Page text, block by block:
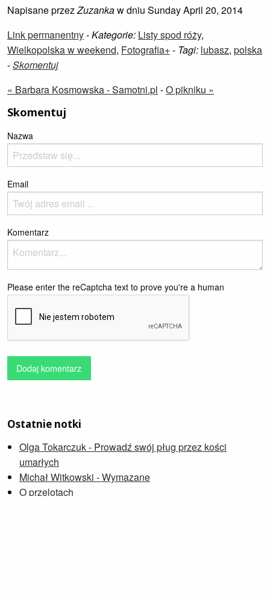
Napisane przezZuzankaw dniu Sunday April 20, 2014
Link permanentny-Kategorie: Listy spod róży,
Wielkopolska w weekend, Fotografia+- Tagi: lubasz, polska
-Skomentuj
« Barbara Kosmowska - Samotni.pl -O pikniku »
Skomentuj
Nazwa
Email
Komentarz
Please enter the reCaptcha text to prove you're a human
Dodaj komentarz
Ostatnie notki
Olga Tokarczuk - Prowadź swój pług przez kości
umarłych
Michał Witkowski - Wymazane
O przelotach